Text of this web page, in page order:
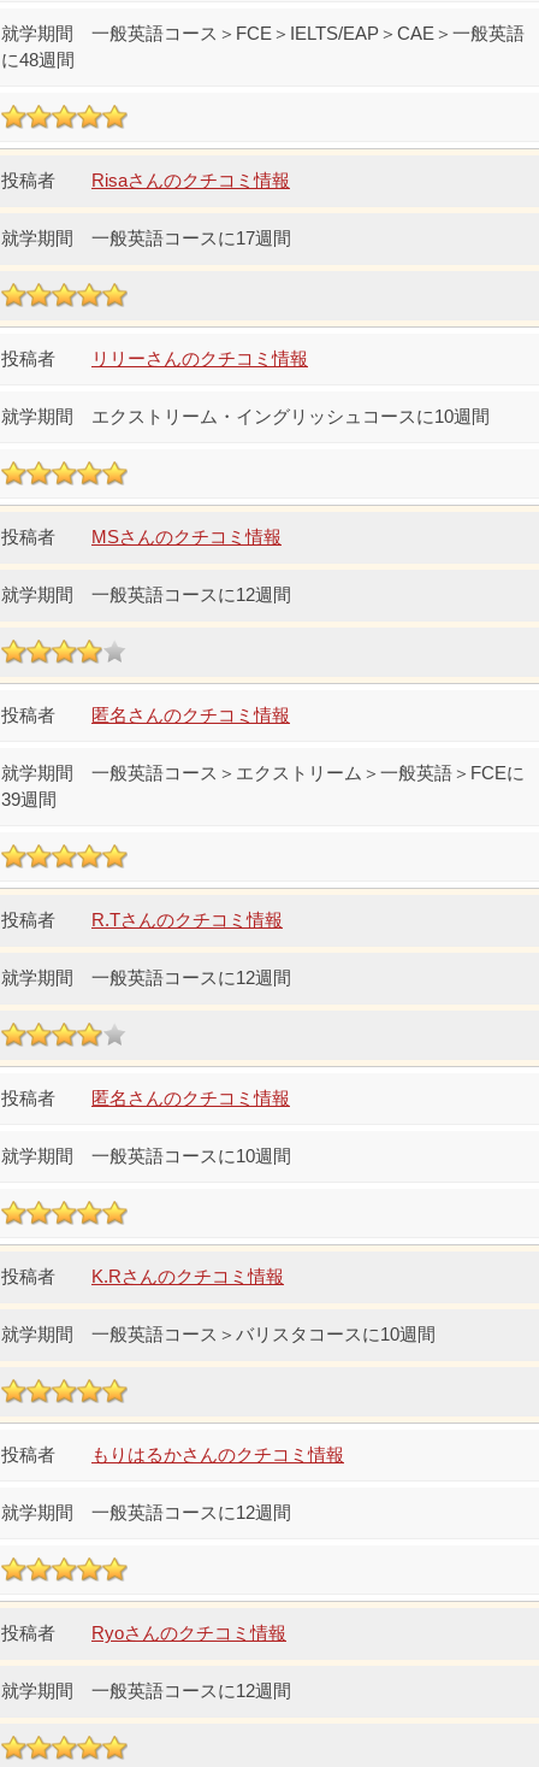
一般英語コース＞FCE＞IELTS/EAP＞CAE＞一般英語
に48週間
Risaさんのクチコミ情報
一般英語コースに17週間
リリーさんのクチコミ情報
エクストリーム・イングリッシュコースに10週間
MSさんのクチコミ情報
一般英語コースに12週間
匿名さんのクチコミ情報
一般英語コース＞エクストリーム＞一般英語＞FCEに
39週間
R.Tさんのクチコミ情報
一般英語コースに12週間
匿名さんのクチコミ情報
一般英語コースに10週間
K.Rさんのクチコミ情報
一般英語コース＞バリスタコースに10週間
もりはるかさんのクチコミ情報
一般英語コースに12週間
Ryoさんのクチコミ情報
一般英語コースに12週間